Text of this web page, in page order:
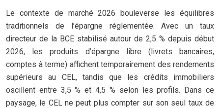
Le contexte de marché 2026 bouleverse les équilibres
traditionnels de l’épargne réglementée. Avec un taux
directeur de la BCE stabilisé autour de 2,5 % depuis début
2026, les produits d’épargne libre (livrets bancaires,
comptes à terme) affichent temporairement des rendements
supérieurs au CEL, tandis que les crédits immobiliers
oscillent entre 3,5 % et 4,5 % selon les profils. Dans ce
paysage, le CEL ne peut plus compter sur son seul taux de